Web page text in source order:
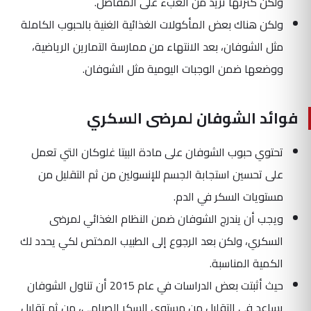
ولكن هناك بعض المأكولات الغذائية الغنية بالحبوب الكاملة
مثل الشوفان، بعد الانتهاء من ممارسة التمارين الرياضية،
ووضعها ضمن الوجبات اليومية مثل الشوفان.
فوائد الشوفان لمرضى السكري
تحتوي حبوب الشوفان على مادة البيتا غلوكان التي تعمل
على تحسين استجابة الجسم للإنسولين من ثم التقليل من
مستويات السكر في الدم.
ويجب أن يندرج الشوفان ضمن النظام الغذائي لمرضى
السكري، ولكن بعد الرجوع إلى الطبيب المختص لكي يحدد لك
الكمية المناسبة.
حيث أثبتت بعض الدراسات في عام 2015 أن تناول الشوفان